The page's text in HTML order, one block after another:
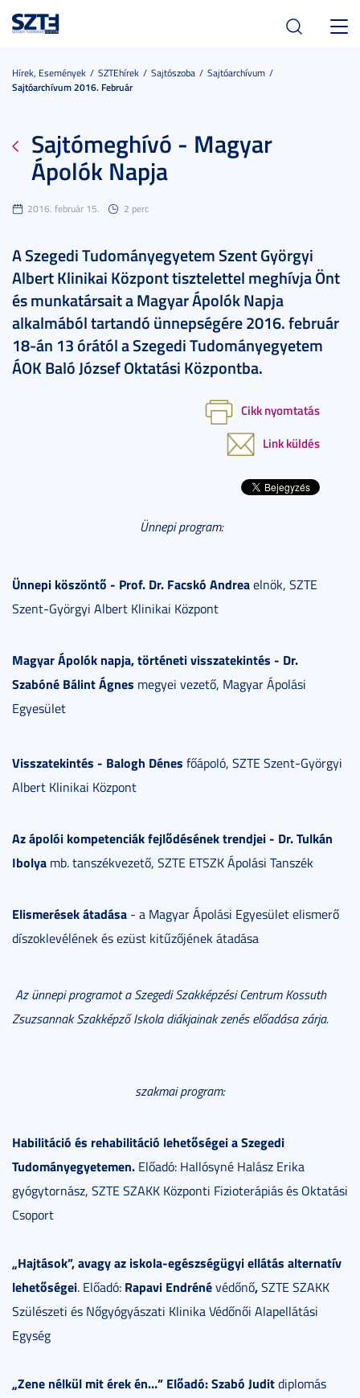
Hírek, Események SZTEhírek Sajtószoba
Sajtóarchívum
Sajtóarchívum 2016. Február
Sajtómeghívó - Magyar
Ápolók Napja
2016. február 15. 2 perc
A Szegedi Tudományegyetem Szent Györgyi
Albert Klinikai Központ tisztelettel meghívja Önt
és munkatársait a Magyar Ápolók Napja
alkalmából tartandó ünnepségére 2016. február
18-án 13 órától a Szegedi Tudományegyetem
ÁOK Baló József Oktatási Központba.
Cikk nyomtatás
Link küldés
Ünnepi program:
Ünnepi köszöntő - Prof. Dr. Facskó Andreaelnök, SZTE
Szent-Györgyi Albert Klinikai Központ
Magyar Ápolók napja, történeti visszatekintés - Dr.
Szabóné Bálint Ágnes megyei vezető, Magyar Ápolási
Egyesület
Visszatekintés - Balogh Dénes főápoló, SZTE Szent-Györgyi
Albert Klinikai Központ
Az ápolói kompetenciák fejlődésének trendjei - Dr. Tulkán
Ibolya mb. tanszékvezető, SZTE ETSZK Ápolási Tanszék
Elismerések átadása - a Magyar Ápolási Egyesület elismerő
díszoklevélének és ezüst kitűzőjének átadása
Az ünnepi programot a Szegedi Szakképzési Centrum Kossuth
Zsuzsannak Szakképző Iskola diákjainak zenés előadása zárja.
szakmai program:
Habilitáció és rehabilitáció lehetőségei a Szegedi
Tudományegyetemen. Előadó: Hallósyné Halász Erika
gyógytornász, SZTE SZAKK Központi Fizioterápiás és Oktatási
Csoport
„Hajtások”, avagy az iskola-egészségügyi ellátás alternatív
lehetőségei. Előadó: Rapavi Endrénévédőnő,SZTE SZAKK
Szülészeti és Nőgyógyászati Klinika Védőnői Alapellátási
Egység
„Zene nélkül mit érek én…” Előadó: Szabó Juditdiplomás